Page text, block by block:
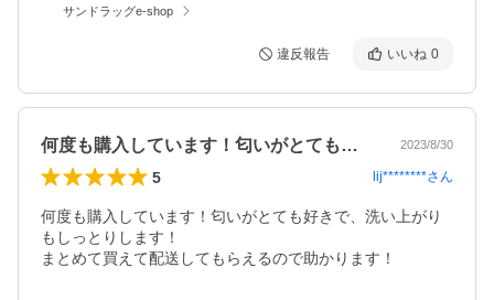
サンドラッグe-shop
違反報告 いいね 0
何度も購入しています！匂いがとても好き… 2023/8/30
5 lij********さん
何度も購入しています！匂いがとても好きで、洗い上がり
もしっとりします！
まとめて買えて配送してもらえるので助かります！